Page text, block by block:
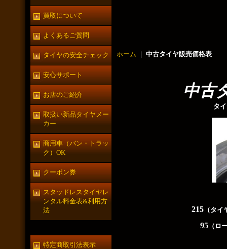
買取について
よくあるご質問
タイヤの安全チェック
安心サポート
お店のご紹介
取扱い新品タイヤメー
カー
商用車（バン・トラッ
ク）OK
クーポン券
スタッドレスタイヤレ
ンタル料金表&利用方
法
特定商取引法表示
ホーム ｜ 中古タイヤ販売価格表
中古
タ
215 （タ
95（ロ